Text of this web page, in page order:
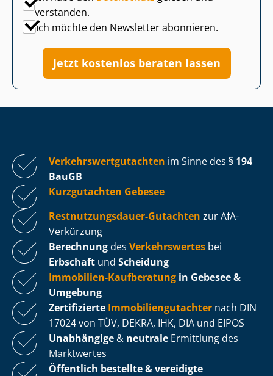
verstanden.
Ich möchte den Newsletter abonnieren.
Jetzt kostenlos beraten lassen
Ver­kehrs­wert­gut­ach­ten im Sinne des § 194
BauGB
Kurzgutachten Gebesee
Rest­nut­zungs­dau­er-Gutachten zur AfA-
Verkürzung
Berechnung des Verkehrswertes bei
Erbschaft und Scheidung
Immobilien-Kaufberatung in Gebesee &
Umgebung
Zertifizierte Im­mo­bi­li­en­gut­ach­ter nach DIN
17024 von TÜV, DEKRA, IHK, DIA und EIPOS
Unabhängige & neutrale Ermittlung des
Marktwertes
Öffentlich bestellte & vereidigte